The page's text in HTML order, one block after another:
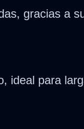
gracias a
ideal para